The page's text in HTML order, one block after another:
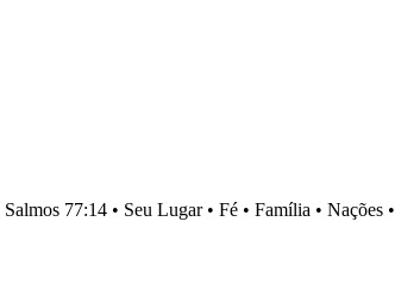
Salmos 77:14 • Seu Lugar • Fé • Família • Nações •